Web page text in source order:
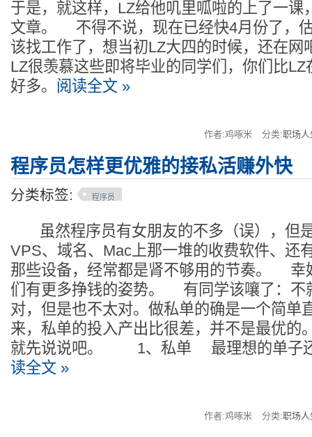
于是，就这样，LZ给他叽里呱啦的上了一课
文章。 不得不说，现在已经快4月份了，
该找工作了，想当初LZ大四的时候，还在网
LZ很羡慕这些即将毕业的同学们，你们比
好多。 阅读全文 »
作者:鸡啄米 分类:职场人
程序员怎样更优雅的接私活赚外快
分类标签: 程序员
虽然程序员有女朋友的不多（误），但
VPS、域名、Mac上那一堆的收费软件、还
那些设备，经常都是肾不够用的节奏。 幸
们有更多挣钱的姿势。 有同学该嚷了：不
对，但是也不太对。做私单的确是一个简单
来，私单的投入产出比很差，并不是最优的
就先说说吧。 1、私单 最理想的单子还
读全文 »
作者:鸡啄米 分类:职场人